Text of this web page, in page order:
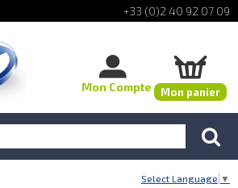
+33 (0)2 40 92 07 09
Mon Compte Mon panier
Select Language ▼